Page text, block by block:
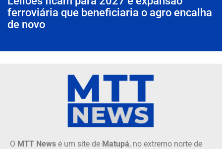
ferroviária que beneficiaria o agro encalha
de novo
O MTT News é um site de Matupá, no extremo norte de